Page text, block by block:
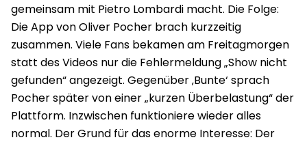
gemeinsam mit Pietro Lombardi macht. Die Folge:
Die App von Oliver Pocher brach kurzzeitig
zusammen. Viele Fans bekamen am Freitagmorgen
statt des Videos nur die Fehlermeldung „Show nicht
gefunden“ angezeigt. Gegenüber ‚Bunte‘ sprach
Pocher später von einer „kurzen Überbelastung“ der
Plattform. Inzwischen funktioniere wieder alles
normal. Der Grund für das enorme Interesse: Der